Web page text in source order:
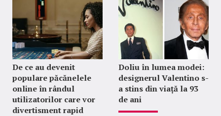
De ce au devenit
populare păcănelele
online în rândul
utilizatorilor care vor
divertisment rapid
Doliu în lumea modei:
designerul Valentino s-
a stins din viață la 93
de ani